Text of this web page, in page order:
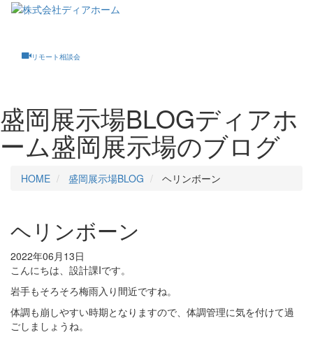
リモート相談会
盛岡展示場BLOGディアホ
ーム盛岡展示場のブログ
HOME 盛岡展示場BLOG ヘリンボーン
ヘリンボーン
2022年06月13日
こんにちは、設計課Iです。
岩手もそろそろ梅雨入り間近ですね。
体調も崩しやすい時期となりますので、体調管理に気を付けて過
ごしましょうね。